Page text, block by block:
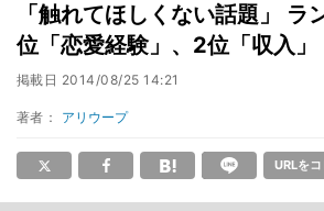
「触れてほしくない話題」 ラ
位「恋愛経験」、2位「収入」
掲載日 2014/08/25 14:21
著者： アリウープ
URLを